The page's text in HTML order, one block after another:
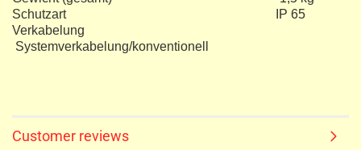
Schutzart IP 65
Verkabelung
Systemverkabelung/konventionell
Customer reviews